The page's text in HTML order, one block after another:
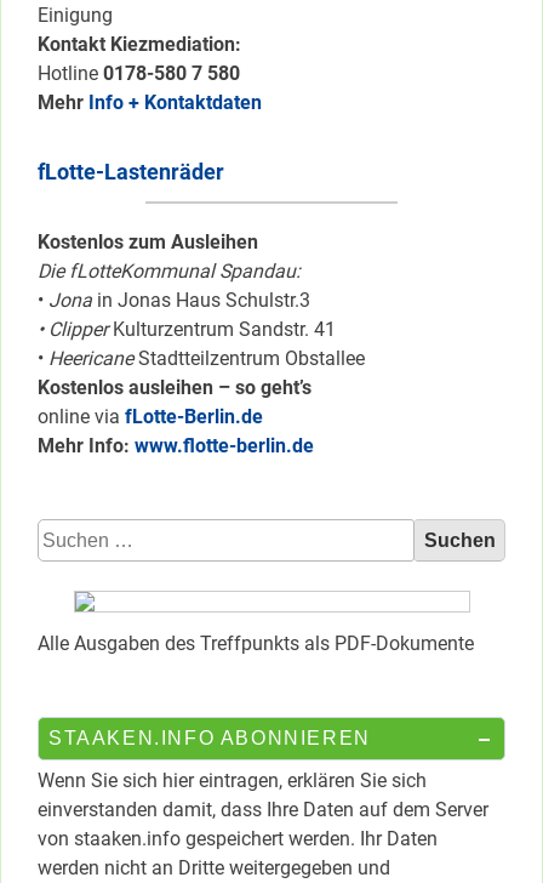
Einigung
Kontakt Kiezmediation:
Hotline 0178-580 7 580
Mehr Info + Kontaktdaten
fLotte-Lastenräder
Kostenlos zum Ausleihen
Die fLotteKommunal Spandau:
• Jona in Jonas Haus Schulstr.3
• ClipperKulturzentrum Sandstr. 41
• HeericaneStadtteilzentrum Obstallee
Kostenlos ausleihen – so geht’s
online via fLotte-Berlin.de
Mehr Info: www.flotte-berlin.de
Suchen
nach:
Alle Ausgaben des Treffpunkts als PDF-Dokumente
STAAKEN.INFO ABONNIEREN
Wenn Sie sich hier eintragen, erklären Sie sich
einverstanden damit, dass Ihre Daten auf dem Server
von staaken.info gespeichert werden. Ihr Daten
werden nicht an Dritte weitergegeben und